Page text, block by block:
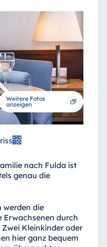
Weitere Fotos
anzeigen
nach Fulda ist
genau die
werden die
Erwachsenen durch
Kleinkinder oder
hier ganz bequem